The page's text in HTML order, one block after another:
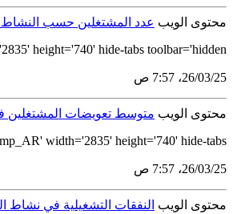
محتوى الويب عدد المشتغلين حسب النشاط
height='740' hide-tabs toolbar='hidden'...
25‏/03‏/26، 7:57 ص
محتوى الويب متوسط تعويضات المشتغلين
width='2835' height='740' hide-tabs...
25‏/03‏/26، 7:57 ص
محتوى الويب النفقات التشغيلية في